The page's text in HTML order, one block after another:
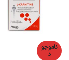
ناموجو
د